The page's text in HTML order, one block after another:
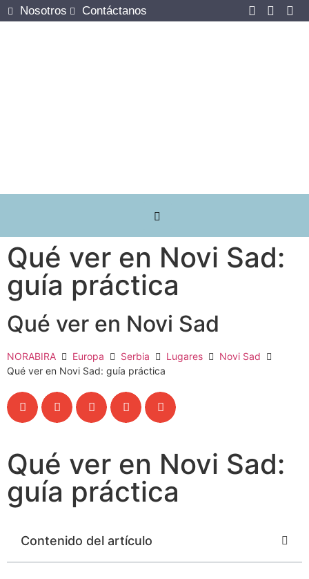
Nosotros Contáctanos
Qué ver en Novi Sad:
guía práctica
Qué ver en Novi Sad
NORABIRA Europa Serbia Lugares
Novi Sad
Qué ver en Novi Sad: guía práctica
Qué ver en Novi Sad:
guía práctica
Contenido del artículo